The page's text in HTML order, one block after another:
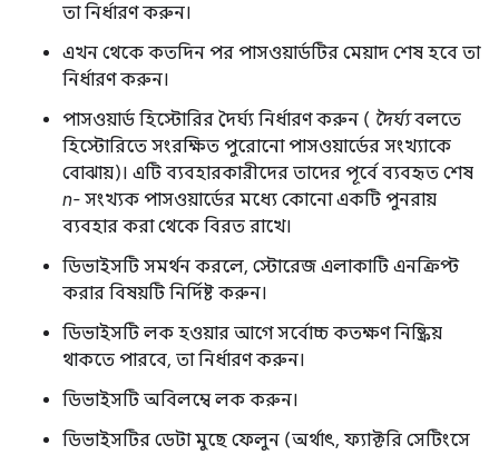
তা নির্ধারণ করুন।
এখন থেকে কতদিন পর পাসওয়ার্ডটির মেয়াদ শেষ হবে তা
নির্ধারণ করুন।
পাসওয়ার্ড হিস্টোরির দৈর্ঘ্য নির্ধারণ করুন ( দৈর্ঘ্যবলতে
হিস্টোরিতে সংরক্ষিত পুরোনো পাসওয়ার্ডের সংখ্যাকে
বোঝায়)। এটি ব্যবহারকারীদের তাদের পূর্বে ব্যবহৃত শেষ
n- সংখ্যক পাসওয়ার্ডের মধ্যে কোনো একটি পুনরায়
ব্যবহার করা থেকে বিরত রাখে।
ডিভাইসটি সমর্থন করলে, স্টোরেজ এলাকাটি এনক্রিপ্ট
করার বিষয়টি নির্দিষ্ট করুন।
ডিভাইসটি লক হওয়ার আগে সর্বোচ্চ কতক্ষণ নিষ্ক্রিয়
থাকতে পারবে, তা নির্ধারণ করুন।
ডিভাইসটি অবিলম্বে লক করুন।
ডিভাইসটির ডেটা মুছে ফেলুন (অর্থাৎ, ফ্যাক্টরি সেটিংসে